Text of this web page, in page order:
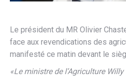
Le président du MR Olivier
face aux revendications des
manifesté ce matin devant le
«Le ministre de l’Agriculture